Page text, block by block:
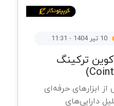
ترکینگ
ابزارهای حرفه‌ای
دارایی‌های